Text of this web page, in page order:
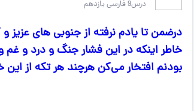
درس9 فارسی یازدهم
درضمن تا یادم نرفته از جنوبی های
خاطر اینکه در این فشار جنگ و درد و
بودنم افتخار می‌کن هرچند هر تکه از